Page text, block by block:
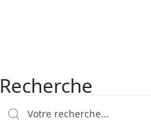
Recherche